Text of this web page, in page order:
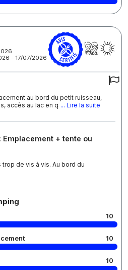
- 17/07/2026
au bord du petit ruisseau,
accès au lac en q ... Lire la suite
+ tente ou
de vis à vis. Au bord du
10
10
10